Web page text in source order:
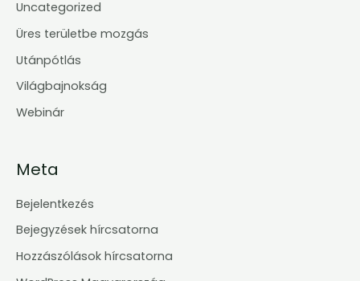
Uncategorized
Üres területbe mozgás
Utánpótlás
Világbajnokság
Webinár
Meta
Bejelentkezés
Bejegyzések hírcsatorna
Hozzászólások hírcsatorna